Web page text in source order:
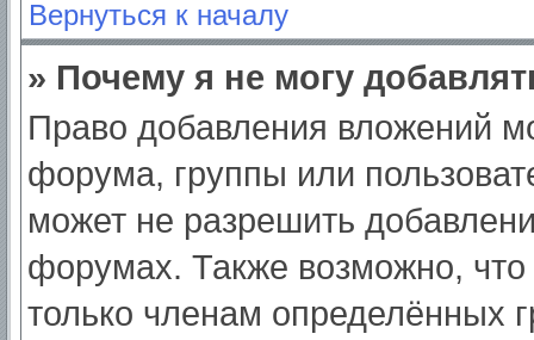
Вернуться к началу
» Почему я не могу
Право добавления вложений
форума, группы или
может не разрешить
форумах. Также возможно,
только членам определённых